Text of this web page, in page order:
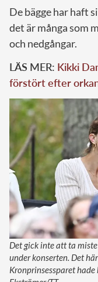
De bägge har haft
det är många som
och nedgångar.
LÄS MER: Kikki
förstört efter
Det gick inte att ta
under konserten. Det
Kronprinsessparet